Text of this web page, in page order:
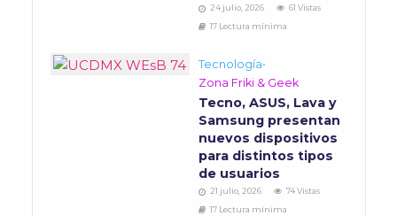
24 julio, 2026
61 Vistas
17 Lectura mínima
Tecnología•
Zona Friki & Geek
Tecno, ASUS, Lava y
Samsung presentan
nuevos dispositivos
para distintos tipos
de usuarios
21 julio, 2026
74 Vistas
17 Lectura mínima